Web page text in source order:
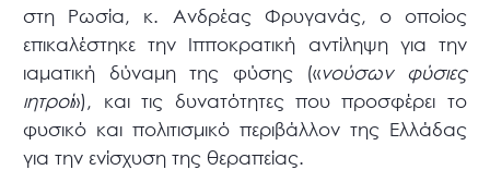
στη Ρωσία, κ. Ανδρέας Φρυγανάς, ο οποίος
επικαλέστηκε την Ιπποκρατική αντίληψη για την
ιαματική δύναμη της φύσης («νούσων φύσιες
ιητροί»), και τις δυνατότητες που προσφέρει το
φυσικό και πολιτισμικό περιβάλλον της Ελλάδας
για την ενίσχυση της θεραπείας.